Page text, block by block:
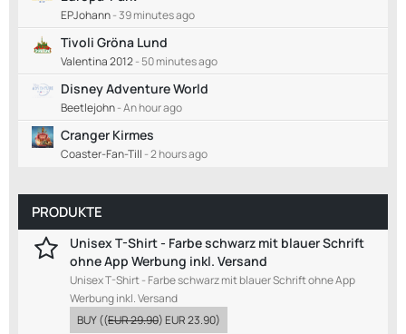
EPJohann-39 minutes ago
Tivoli Gröna Lund
Valentina 2012-50 minutes ago
Disney Adventure World
Beetlejohn-An hour ago
Cranger Kirmes
Coaster-Fan-Till -2 hours ago
PRODUKTE
Unisex T-Shirt - Farbe schwarz mit blauer Schrift
ohne App Werbung inkl. Versand
Unisex T-Shirt - Farbe schwarz mit blauer Schrift ohne App
Werbung inkl. Versand
BUY((EUR 29.90)EUR 23.90)